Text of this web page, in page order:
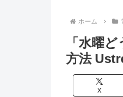
ホーム
「水曜
方法
X